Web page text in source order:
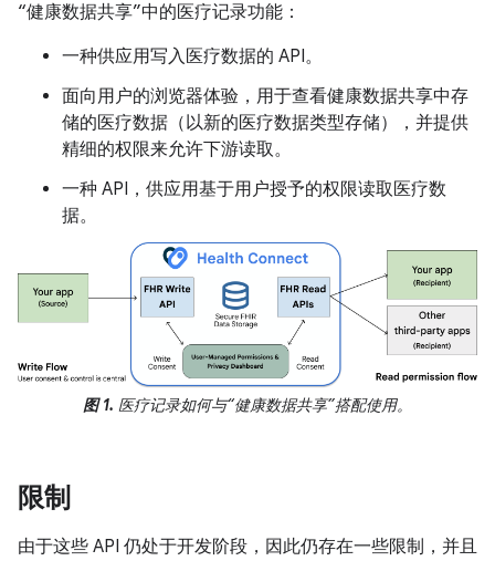
“健康数据共享”中的医疗记录功能：
一种供应用写入医疗数据的 API。
面向用户的浏览器体验，用于查看健康数据共享中存
储的医疗数据（以新的医疗数据类型存储），并提供
精细的权限来允许下游读取。
一种 API，供应用基于用户授予的权限读取医疗数
据。
图 1. 医疗记录如何与“健康数据共享”搭配使用。
限制
由于这些 API 仍处于开发阶段，因此仍存在一些限制，并且